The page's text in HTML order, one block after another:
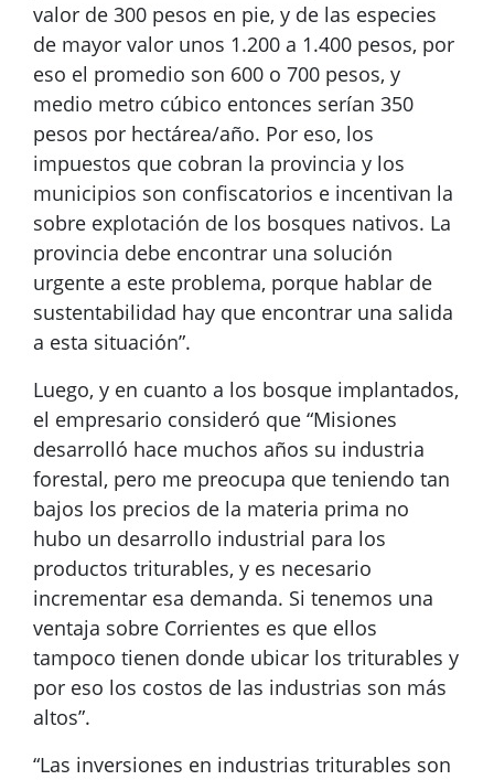
valor de 300 pesos en pie, y de las especies
de mayor valor unos 1.200 a 1.400 pesos, por
eso el promedio son 600 o 700 pesos, y
medio metro cúbico entonces serían 350
pesos por hectárea/año. Por eso, los
impuestos que cobran la provincia y los
municipios son confiscatorios e incentivan la
sobre explotación de los bosques nativos. La
provincia debe encontrar una solución
urgente a este problema, porque hablar de
sustentabilidad hay que encontrar una salida
a esta situación”.
Luego, y en cuanto a los bosque implantados,
el empresario consideró que “Misiones
desarrolló hace muchos años su industria
forestal, pero me preocupa que teniendo tan
bajos los precios de la materia prima no
hubo un desarrollo industrial para los
productos triturables, y es necesario
incrementar esa demanda. Si tenemos una
ventaja sobre Corrientes es que ellos
tampoco tienen donde ubicar los triturables y
por eso los costos de las industrias son más
altos”.
“Las inversiones en industrias triturables son